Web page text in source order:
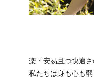
楽・安易且つ快適
私たちは身も心も